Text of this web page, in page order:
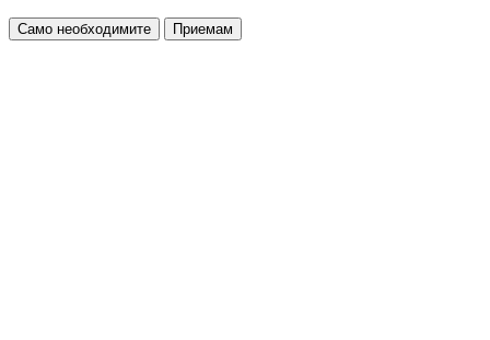
Само необходимите Приемам